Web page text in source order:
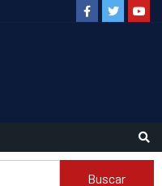
FacebookTwitter